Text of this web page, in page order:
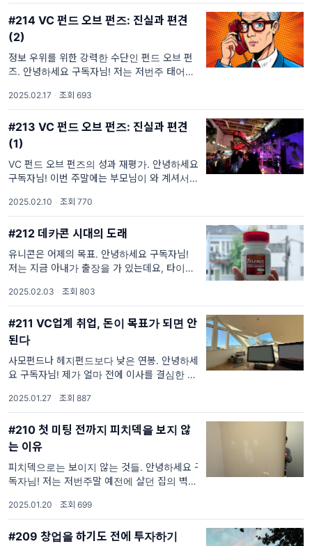
해 다양한 예술 작품을 감상할 수 있는 곳
#214 VC 펀드 오브 펀즈: 진실과 편견
(2)
정보 우위를 위한 강력한 수단인 펀드 오브 펀
즈. 안녕하세요 구독자님! 저는 저번주 태어나
튜브에서만 보던 일이 실제로 제게 일어나니 놀
라웠습니다. 전화는 워싱턴 영사관 사건·사고팀
2025.02.17 · 조회 693
#213 VC 펀드 오브 펀즈: 진실과 편견
(1)
VC 펀드 오브 펀즈의 성과 재평가. 안녕하세요
구독자님! 이번 주말에는 부모님이 와 계셔서
다. 아이들을 모두 재운 후, 친구, 아내, 그리고
때마침 토론토에서 출장
2025.02.10 · 조회 770
#212 데카콘 시대의 도래
유니콘은 어제의 목표. 안녕하세요 구독자님!
저는 지금 아내가 출장을 가 있는데요, 타이밍
장을 자주 가는 것도 아니고, 제가 자주 감기에
걸리는 것도 아
2025.02.03 · 조회 803
#211 VC업계 취업, 돈이 목표가 되면 안
된다
사모펀드나 헤지펀드보다 낮은 연봉. 안녕하세
요 구독자님! 제가 얼마 전에 이사를 결심한 가
결과적으로 집이 넓어지면서 제 업무 환경도 크
게 개선되었습니다. 이전 집에서
2025.01.27 · 조회 887
#210 첫 미팅 전까지 피치덱을 보지 않
는 이유
피치덱으로는 보이지 않는 것들. 안녕하세요 구
독자님! 저는 저번주말 예전에 살던 집의 벽에
열심히 공부하며 페인트와 여러 도구를 사서 시
도해 봤는데, 생각보다
2025.01.20 · 조회 699
#209 창업을 하기도 전에 투자하기